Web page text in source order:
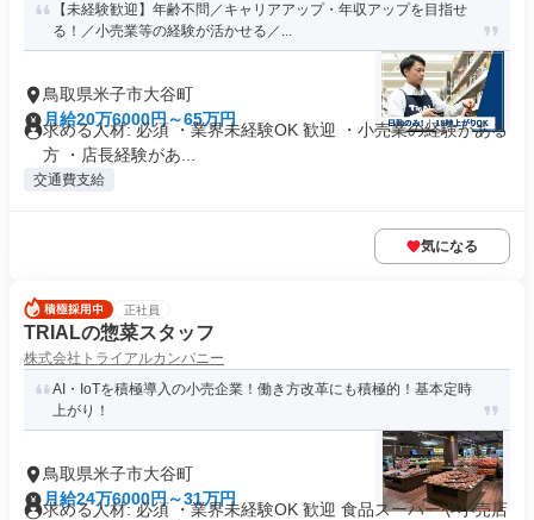
【未経験歓迎】年齢不問／キャリアアップ・年収アップを目指せ
る！／小売業等の経験が活かせる／...
鳥取県米子市大谷町
月給20万6000円～65万円
求める人材: 必須 ・業界未経験OK 歓迎 ・小売業の経験がある
方 ・店長経験があ...
交通費支給
気になる
正社員
TRIALの惣菜スタッフ
株式会社トライアルカンパニー
AI・IoTを積極導入の小売企業！働き方改革にも積極的！基本定時
上がり！
鳥取県米子市大谷町
月給24万6000円～31万円
求める人材: 必須 ・業界未経験OK 歓迎 食品スーパーや小売店